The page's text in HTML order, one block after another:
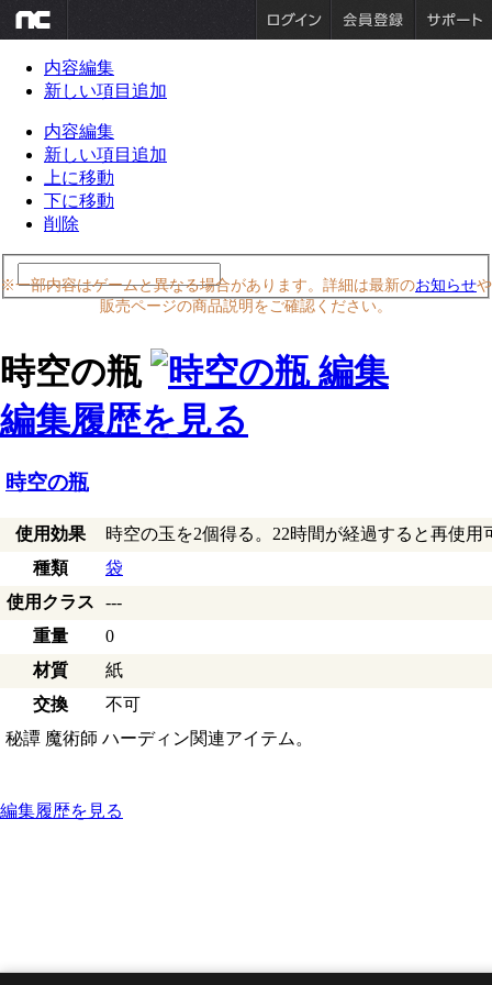
内容編集
新しい項目追加
内容編集
新しい項目追加
上に移動
下に移動
削除
※一部内容はゲームと異なる場合があります。詳細は最新のお知らせや
販売ページの商品説明をご確認ください。
時空の瓶
編集履歴を見る
時空の瓶
使用効果
時空の玉を2個得る。22時間が経過すると再使用
種類
袋
使用クラス
---
重量
0
材質
紙
交換
不可
秘譚 魔術師 ハーディン関連アイテム。
編集履歴を見る